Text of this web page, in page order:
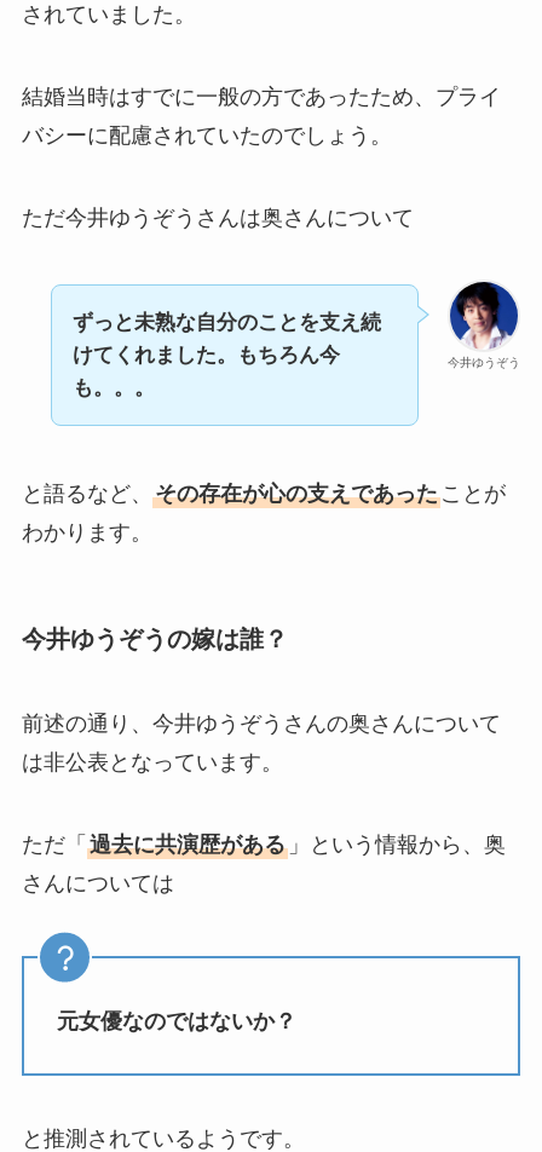
されていました。
結婚当時はすでに一般の方であったため、プライ
バシーに配慮されていたのでしょう。
ただ今井ゆうぞうさんは奥さんについて
今井ゆうぞう
ずっと未熟な自分のことを支え続
けてくれました。もちろん今
も。。。
と語るなど、 その存在が心の支えであったことが
わかります。
今井ゆうぞうの嫁は誰？
前述の通り、今井ゆうぞうさんの奥さんについて
は非公表となっています。
ただ「 過去に共演歴がある」という情報から、奥
さんについては
元女優なのではないか？
と推測されているようです。